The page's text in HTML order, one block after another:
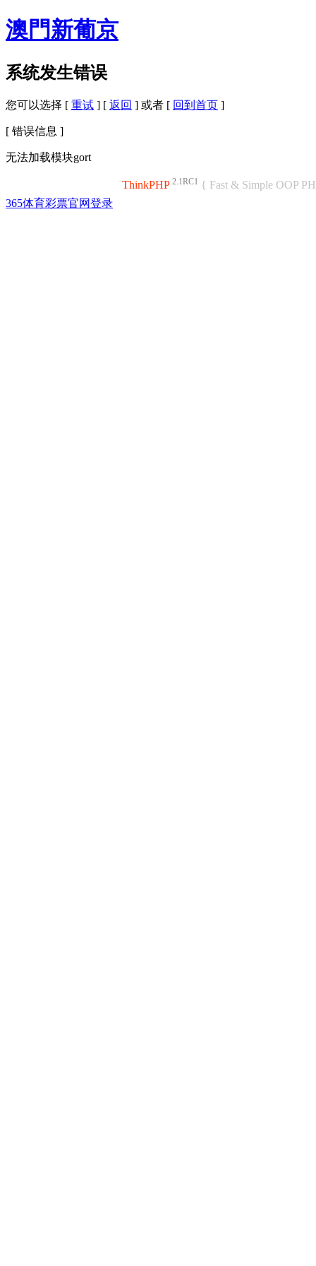
澳門新葡京
系统发生错误
您可以选择 [ 重试 ] [ 返回 ] 或者 [ 回到首页 ]
[ 错误信息 ]
无法加载模块gort
ThinkPHP 2.1RC1 { Fast & Simple OOP
365体育彩票官网登录